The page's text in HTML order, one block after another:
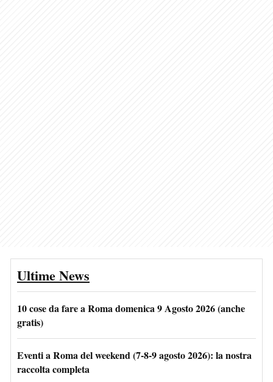
Ultime News
10 cose da fare a Roma domenica 9 Agosto 2026 (anche
gratis)
Eventi a Roma del weekend (7-8-9 agosto 2026): la nostra
raccolta completa